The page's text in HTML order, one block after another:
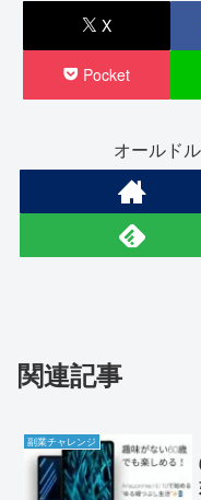
X
Pocket
オールド
関連記事
副業チャレンジ